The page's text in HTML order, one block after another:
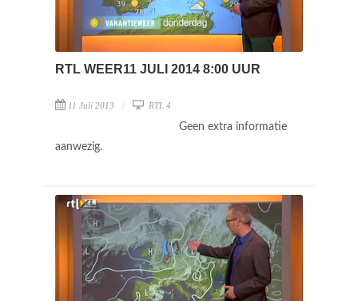
RTL WEER11 JULI 2014 8:00 UUR
11 Juli 2013 RTL 4
Geen extra informatie
aanwezig.